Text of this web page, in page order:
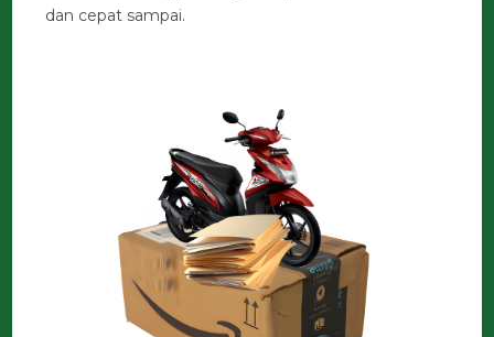
dan cepat sampai.